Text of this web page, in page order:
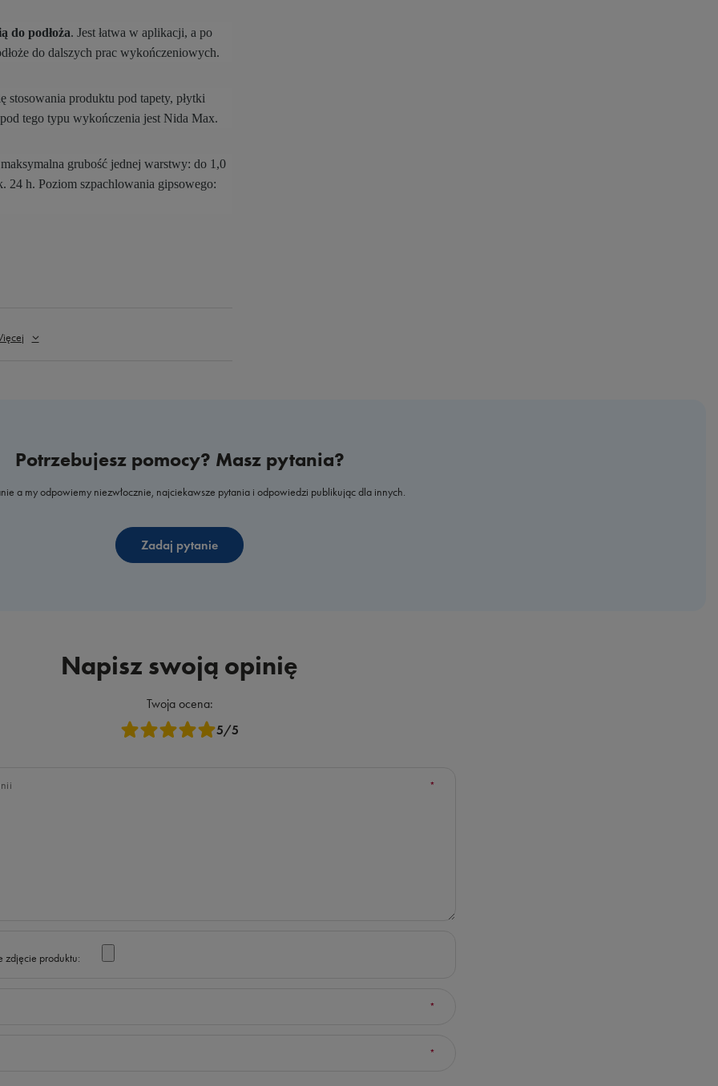
do podłoża. Jest łatwa w aplikacji, a po
do dalszych prac wykończeniowych.
stosowania produktu pod tapety, płytki
tego typu wykończenia jest Nida Max.
grubość jednej warstwy: do 1,0
24 h. Poziom szpachlowania gipsowego:
Potrzebujesz pomocy? Masz pytania?
a my odpowiemy niezwłocznie, najciekawsze pytania i odpowiedzi publikując dla innych.
Zadaj pytanie
Napisz swoją opinię
Twoja ocena:
5/5
zdjęcie produktu: